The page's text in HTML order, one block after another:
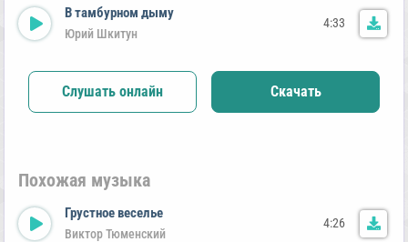
В тамбурном дыму
Юрий Шкитун
4:33
Слушать онлайн Скачать
Похожая музыка
Грустное веселье
Виктор Тюменский
4:26